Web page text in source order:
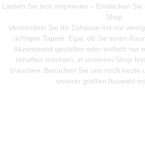
Lassen Sie sich inspirieren – Entdecken
Shop
Verwandeln Sie Ihr Zuhause mit nur
richtigen Tapete. Egal, ob Sie einen
Akzentwand gestalten oder einfach nur
schaffen möchten, in unserem Shop
brauchen. Besuchen Sie uns noch heute
unserer großen Auswahl